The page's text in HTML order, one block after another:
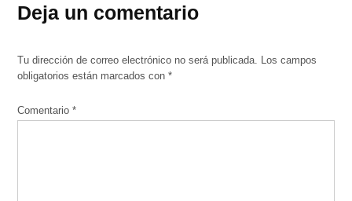
Deja un comentario
Tu dirección de correo electrónico no será publicada. Los campos
obligatorios están marcados con*
Comentario*